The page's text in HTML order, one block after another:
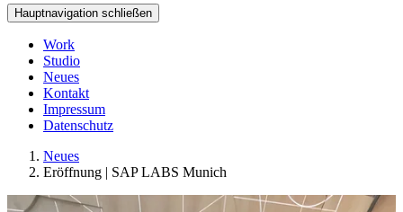
Hauptnavigation schließen
Work
Studio
Neues
Kontakt
Impressum
Datenschutz
Neues
Eröffnung | SAP LABS Munich